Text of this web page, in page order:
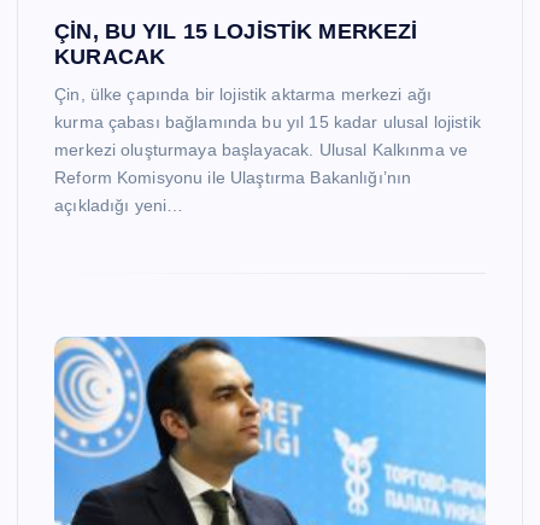
ÇİN, BU YIL 15 LOJİSTİK MERKEZİ
KURACAK
Çin, ülke çapında bir lojistik aktarma merkezi ağı
kurma çabası bağlamında bu yıl 15 kadar ulusal lojistik
merkezi oluşturmaya başlayacak. Ulusal Kalkınma ve
Reform Komisyonu ile Ulaştırma Bakanlığı’nın
açıkladığı yeni…